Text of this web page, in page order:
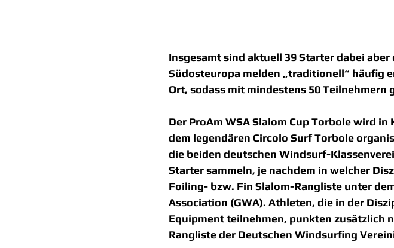
Insgesamt sind aktuell 39 Starter dabei
Südosteuropa melden „traditionell“ häufig
Ort, sodass mit mindestens 50 Teilnehmern
Der ProAm WSA Slalom Cup Torbole wird
dem legendären Circolo Surf Torbole
die beiden deutschen Windsurf-
Starter sammeln, je nachdem in welcher
Foiling- bzw. Fin Slalom-Rangliste unter
Association (GWA). Athleten, die in der
Equipment teilnehmen, punkten zusätzlich
Rangliste der Deutschen Windsurfing